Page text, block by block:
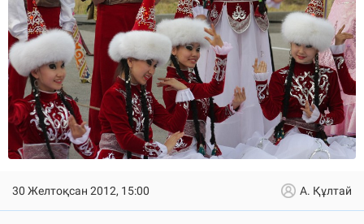
30 Желтоқсан 2012, 15:00 А. Құлтай